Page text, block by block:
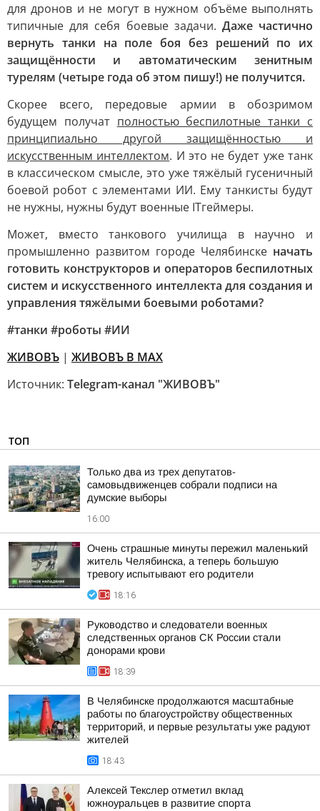
для дронов и не могут в нужном объёме выполнять
типичные для себя боевые задачи. Даже частично
вернуть танки на поле боя без решений по их
защищённости и автоматическим зенитным
турелям (четыре года об этом пишу!) не получится.
Скорее всего, передовые армии в обозримом
будущем получат полностью беспилотные танки с
принципиально другой защищённостью и
искусственным интеллектом. И это не будет уже танк
в классическом смысле, это уже тяжёлый гусеничный
боевой робот с элементами ИИ. Ему танкисты будут
не нужны, нужны будут военные ITгеймеры.
Может, вместо танкового училища в научно и
промышленно развитом городе Челябинске начать
готовить конструкторов и операторов беспилотных
систем и искусственного интеллекта для создания и
управления тяжёлыми боевыми роботами?
#танки #роботы #ИИ
ЖИВОВЪ | ЖИВОВЪ В МАХ
Источник: Telegram-канал "ЖИВОВЪ"
ТОП
Только два из трех депутатов-
самовыдвиженцев собрали подписи на
думские выборы
16:00
Очень страшные минуты пережил маленький
житель Челябинска, а теперь большую
тревогу испытывают его родители
18:16
Руководство и следователи военных
следственных органов СК России стали
донорами крови
18:39
В Челябинске продолжаются масштабные
работы по благоустройству общественных
территорий, и первые результаты уже радуют
жителей
18:43
Алексей Текслер отметил вклад
южноуральцев в развитие спорта